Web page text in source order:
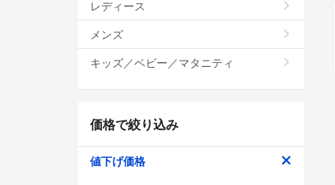
レディース
メンズ
キッズ／ベビー／マタニティ
価格で絞り込み
値下げ価格